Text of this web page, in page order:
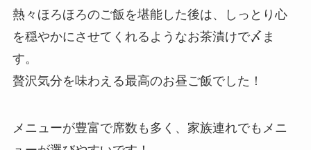
熱々ほろほろのご飯を堪能した後は、しっとり心
を穏やかにさせてくれるようなお茶漬けで〆ま
す。
贅沢気分を味わえる最高のお昼ご飯でした！
メニューが豊富で席数も多く、家族連れでもメニ